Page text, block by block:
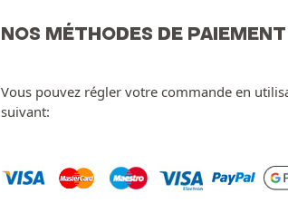
NOS MÉTHODES DE PAIEMENT
Vous pouvez régler votre commande en
suivant: